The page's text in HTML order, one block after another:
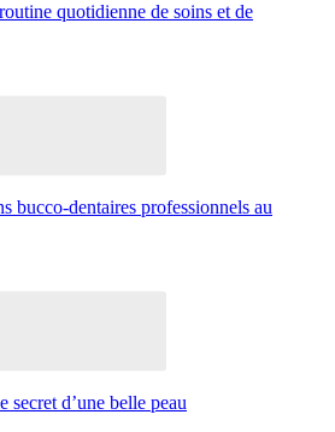
quotidienne de soins et de
bucco-dentaires professionnels au
secret d’une belle peau